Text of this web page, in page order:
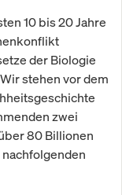
10 bis 20 Jahre
der Biologie
stehen vor dem
zwei
80 Billionen